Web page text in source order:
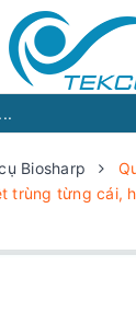
Biosharp
trùng từng cái,